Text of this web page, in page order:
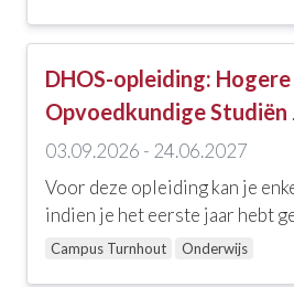
Communicatie, coaching,
Interculturaliteit,
Onderwijs
Ouderenzorg
Zorgtechniek, wondzorg en
DHOS-opleiding: Hogere
Opvoedkundige Studiën
03.09.2026 - 24.06.2027
Voor deze opleiding kan je
indien je het eerste jaar hebt
Campus Turnhout Onderwijs